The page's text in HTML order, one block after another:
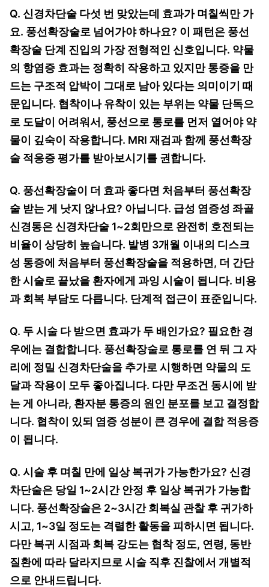
Q. 신경차단술 다섯 번 맞았는데 효과가 며칠씩만 가
요. 풍선확장술로 넘어가야 하나요? 이 패턴은 풍선
확장술 단계 진입의 가장 전형적인 신호입니다. 약물
의 항염증 효과는 정확히 작용하고 있지만 통증을 만
드는 구조적 압박이 그대로 남아 있다는 의미이기 때
문입니다. 협착이나 유착이 있는 부위는 약물 단독으
로 도달이 어려워서, 풍선으로 통로를 먼저 열어야 약
물이 깊숙이 작용합니다. MRI 재검과 함께 풍선확장
술 적응증 평가를 받아보시기를 권합니다.
Q. 풍선확장술이 더 효과 좋다면 처음부터 풍선확장
술 받는 게 낫지 않나요? 아닙니다. 급성 염증성 좌골
신경통은 신경차단술 1~2회만으로 완전히 호전되는
비율이 상당히 높습니다. 발병 3개월 이내의 디스크
성 통증에 처음부터 풍선확장술을 적용하면, 더 간단
한 시술로 끝났을 환자에게 과잉 시술이 됩니다. 비용
과 회복 부담도 다릅니다. 단계적 접근이 표준입니다.
Q. 두 시술 다 받으면 효과가 두 배인가요? 필요한 경
우에는 결합합니다. 풍선확장술로 통로를 연 뒤 그 자
리에 정밀 신경차단술을 추가로 시행하면 약물의 도
달과 작용이 모두 좋아집니다. 다만 무조건 동시에 받
는 게 아니라, 환자분 통증의 원인 분포를 보고 결정합
니다. 협착이 있되 염증 성분이 큰 경우에 결합 적응증
이 됩니다.
Q. 시술 후 며칠 만에 일상 복귀가 가능한가요? 신경
차단술은 당일 1~2시간 안정 후 일상 복귀가 가능합
니다. 풍선확장술은 2~3시간 회복실 관찰 후 귀가하
시고, 1~3일 정도는 격렬한 활동을 피하시면 됩니다.
다만 복귀 시점과 회복 강도는 협착 정도, 연령, 동반
질환에 따라 달라지므로 시술 직후 진찰에서 개별적
으로 안내드립니다.